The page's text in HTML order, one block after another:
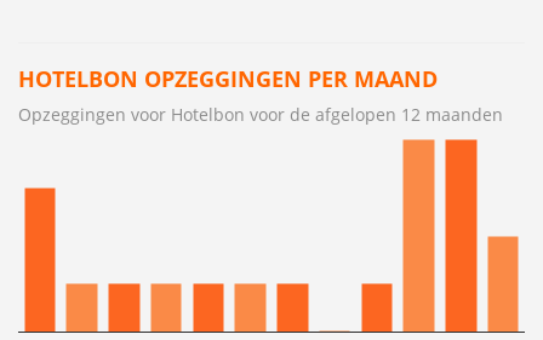
HOTELBON OPZEGGINGEN PER MAAND
Opzeggingen voor Hotelbon voor de afgelopen 12 maanden